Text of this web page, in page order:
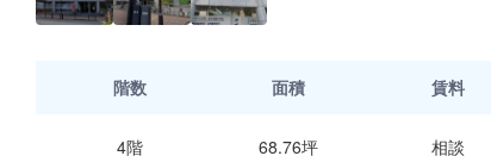
階数 面積 賃料
4階 68.76坪 相談